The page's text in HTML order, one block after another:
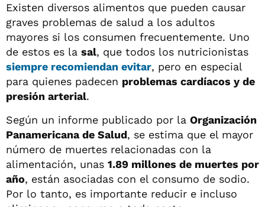
Existen diversos alimentos que pueden causar
graves problemas de salud a los adultos
mayores si los consumen frecuentemente. Uno
de estos es la sal, que todos los nutricionistas
siempre recomiendan evitar, pero en especial
para quienes padecen problemas cardíacos y de
presión arterial.
Según un informe publicado por la Organización
Panamericana de Salud, se estima que el mayor
número de muertes relacionadas con la
alimentación, unas 1.89 millones de muertes por
año, están asociadas con el consumo de sodio.
Por lo tanto, es importante reducir e incluso